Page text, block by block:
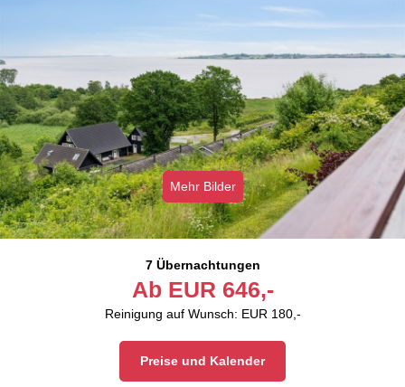
Mehr Bilder
7 Übernachtungen
Ab EUR 646,-
Reinigung auf Wunsch: EUR 180,-
Preise und Kalender